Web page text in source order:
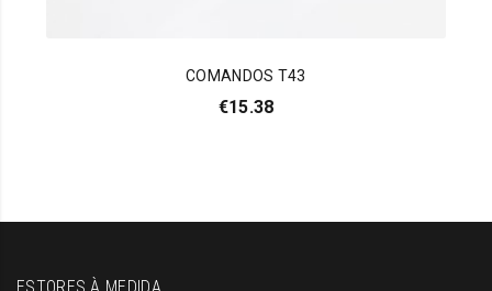
COMANDOS T43
€15.38